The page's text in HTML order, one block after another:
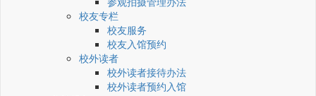
校友专栏
校友服务
校友入馆预约
校外读者
校外读者接待办法
校外读者预约入馆